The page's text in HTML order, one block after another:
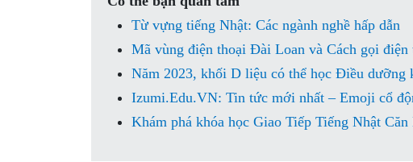
Từ vựng tiếng Nhật: Các ngành nghề hấp dẫn
Mã vùng điện thoại Đài Loan và Cách gọi
Năm 2023, khối D liệu có thể học Điều dưỡng
Izumi.Edu.VN: Tin tức mới nhất – Emoji cổ
Khám phá khóa học Giao Tiếp Tiếng Nhật